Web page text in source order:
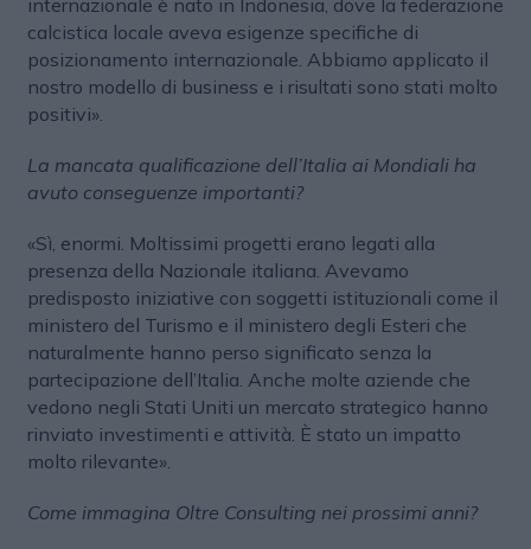
calcistica locale aveva esigenze specifiche di
posizionamento internazionale. Abbiamo applicato il
nostro modello di business e i risultati sono stati molto
positivi».
La mancata qualificazione dell’Italia ai Mondiali ha
avuto conseguenze importanti?
«Sì, enormi. Moltissimi progetti erano legati alla
presenza della Nazionale italiana. Avevamo
predisposto iniziative con soggetti istituzionali come il
ministero del Turismo e il ministero degli Esteri che
naturalmente hanno perso significato senza la
partecipazione dell’Italia. Anche molte aziende che
vedono negli Stati Uniti un mercato strategico hanno
rinviato investimenti e attività. È stato un impatto
molto rilevante».
Come immagina Oltre Consulting nei prossimi anni?